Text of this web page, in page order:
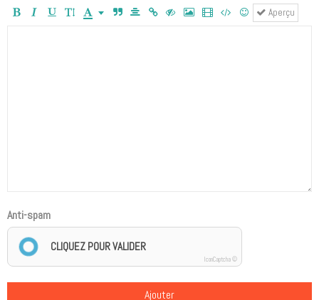
Aperçu
Anti-spam
CLIQUEZ POUR VALIDER
IconCaptcha ©
Ajouter